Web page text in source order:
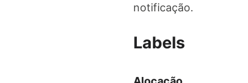
notificação.
Labels